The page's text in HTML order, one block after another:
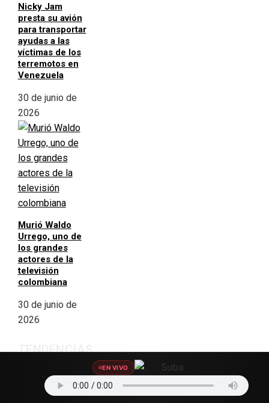
Nicky Jam
presta su avión
para transportar
ayudas a las
víctimas de los
terremotos en
Venezuela
30 de junio de
2026
Murió Waldo
Urrego, uno de
los grandes
actores de la
televisión
colombiana
30 de junio de
2026
TENDENCIAS
EN VIVO